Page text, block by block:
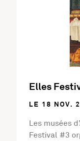
Elles
LE 18 NOV.
Les musées
Festival #3